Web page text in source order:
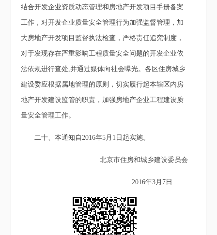
结合开发企业资质动态管理和房地产开发项目手册备案
工作，对开发企业质量安全管理行为加强监督管理，加
大房地产开发项目监督执法检查，严格责任追究制度，
对于发现存在严重影响工程质量安全问题的开发企业依
法依规进行查处,并通过媒体向社会曝光。各区住房城乡
建设委应根据属地管理的原则，切实履行起本辖区内房
地产开发建设监管的职责，加强房地产企业工程建设质
量安全管理工作。
二十、本通知自2016年5月1日起实施。
北京市住房和城乡建设委员会
2016年3月7日